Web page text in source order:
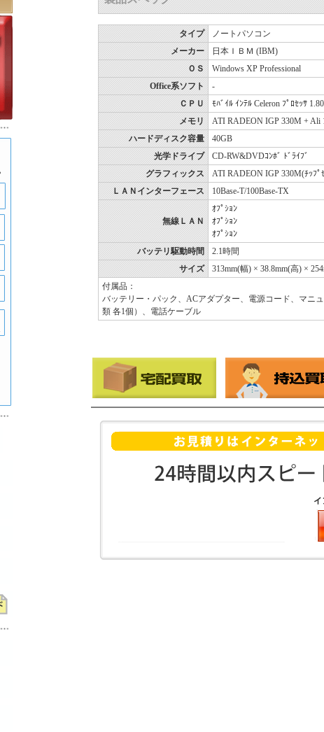
タイプ
ノートパソコン
メーカー
日本ＩＢＭ (IBM)
ＯＳ
Windows XP Professional
Office系ソフト
-
ＣＰＵ
ﾓﾊﾞｲﾙ ｲﾝﾃﾙ Celeron ﾌﾟﾛｾｯｻ
メモリ
ATI RADEON IGP 330M + Ali
ハードディスク容量
40GB
光学ドライブ
CD-RW&DVDｺﾝﾎﾞ ﾄﾞﾗｲﾌﾞ
グラフィックス
ATI RADEON IGP 330M(ﾁｯﾌ
ＬＡＮインターフェース
10Base-T/100Base-TX
無線ＬＡＮ
ｵﾌﾟｼｮﾝ
ｵﾌﾟｼｮﾝ
ｵﾌﾟｼｮﾝ
バッテリ駆動時間
2.1時間
サイズ
313mm(幅) × 38.8mm(高) ×
付属品：
バッテリー・パック、ACアダプター、電源コード、マニ
類 各1個）、電話ケーブル